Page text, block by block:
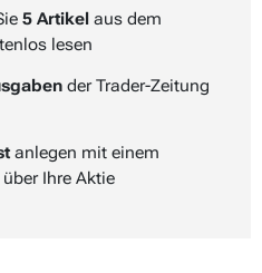
5 Artikel aus dem
lesen
der Trader-Zeitung
anlegen mit einem
Ihre Aktie